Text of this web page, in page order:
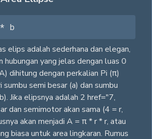
b
elips adalah sederhana dan elegan,
hubungan yang jelas dengan luas 0
dihitung dengan perkalian Pi (π)
sumbu semi besar (a) dan sumbu
Jika elipsnya adalah 2 href="7,
dan semimotor akan sama (4 = r,
akan menjadi A = π * r * r, atau
biasa untuk area lingkaran. Rumus